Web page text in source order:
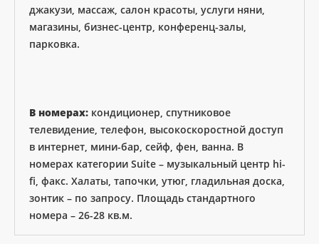
джакузи, массаж, салон красоты, услуги няни,
магазины, бизнес-центр, конференц-залы,
парковка.
В номерах: кондиционер, спутниковое
телевидение, телефон, высокоскоростной доступ
в интернет, мини-бар, сейф, фен, ванна. В
номерах категории Suite – музыкальный центр hi-
fi, факс. Халаты, тапочки, утюг, гладильная доска,
зонтик – по запросу. Площадь стандартного
номера – 26-28 кв.м.